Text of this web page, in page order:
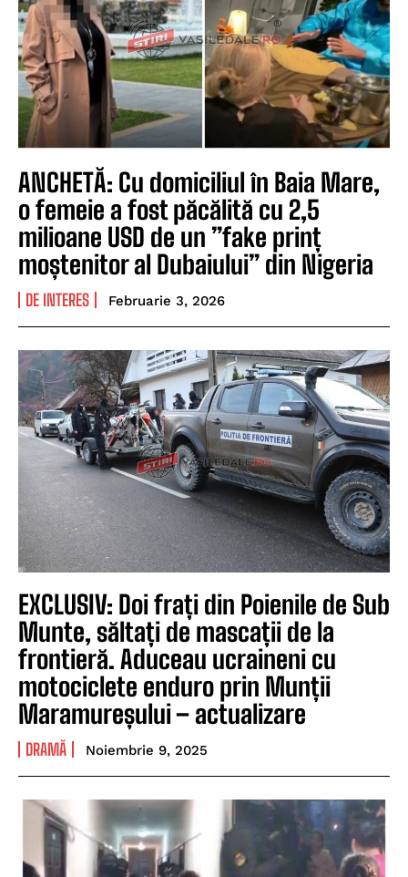
ANCHETĂ: Cu domiciliul în Baia Mare,
o femeie a fost păcălită cu 2,5
milioane USD de un ”fake prinț
moștenitor al Dubaiului” din Nigeria
DE INTERES Februarie 3, 2026
EXCLUSIV: Doi frați din Poienile de Sub
Munte, săltați de mascații de la
frontieră. Aduceau ucraineni cu
motociclete enduro prin Munții
Maramureșului – actualizare
DRAMĂ Noiembrie 9, 2025